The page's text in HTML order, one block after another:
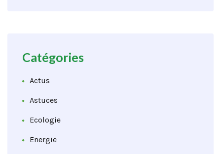
Catégories
Actus
Astuces
Ecologie
Energie